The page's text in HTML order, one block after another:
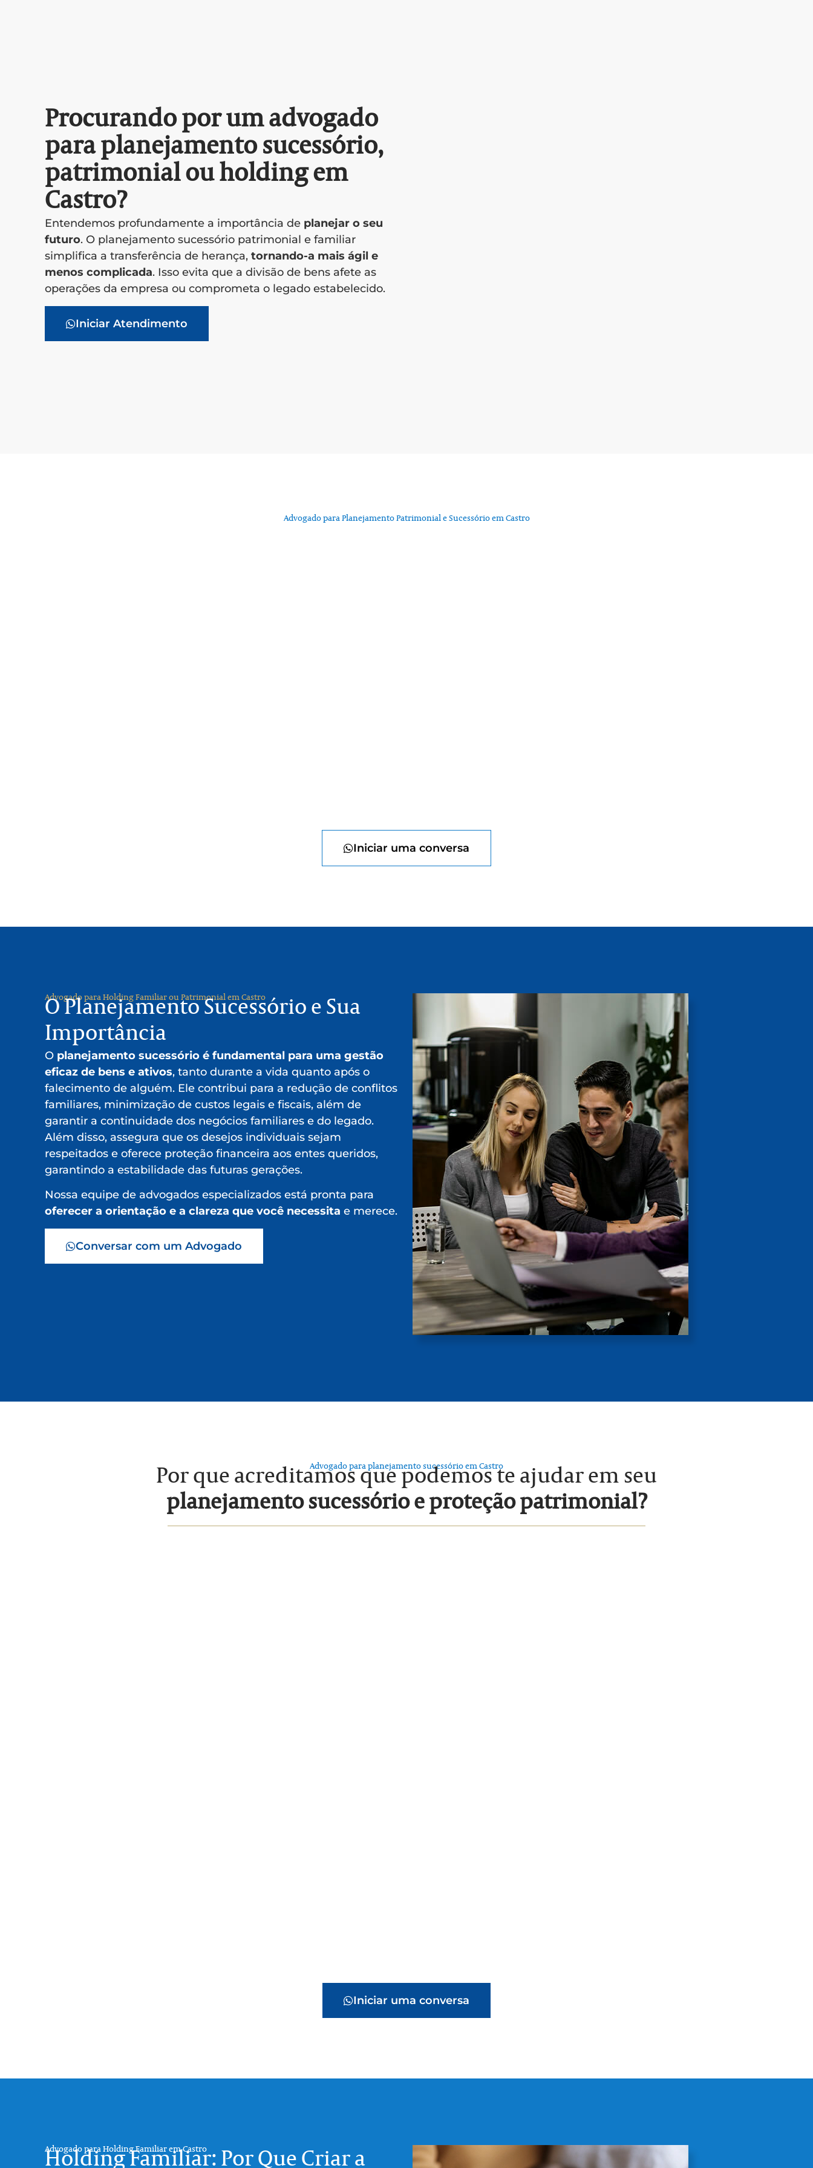
Procurando por um advogado
para planejamento sucessório,
patrimonial ou holding em
Castro?
Entendemos profundamente a importância de planejar o seu
futuro. O planejamento sucessório patrimonial e familiar
simplifica a transferência de herança, tornando-a mais ágil e
menos complicada. Isso evita que a divisão de bens afete as
operações da empresa ou comprometa o legado estabelecido.
Iniciar Atendimento
Advogado para Planejamento Patrimonial e Sucessório em Castro
Iniciar uma conversa
Advogado para Holding Familiar ou Patrimonial em Castro
O Planejamento Sucessório e Sua
Importância
O planejamento sucessório é fundamental para uma gestão
eficaz de bens e ativos, tanto durante a vida quanto após o
falecimento de alguém. Ele contribui para a redução de conflitos
familiares, minimização de custos legais e fiscais, além de
garantir a continuidade dos negócios familiares e do legado.
Além disso, assegura que os desejos individuais sejam
respeitados e oferece proteção financeira aos entes queridos,
garantindo a estabilidade das futuras gerações.
Nossa equipe de advogados especializados está pronta para
oferecer a orientação e a clareza que você necessita e merece.
Conversar com um Advogado
Advogado para planejamento sucessório em Castro
Por que acreditamos que podemos te ajudar em seu
planejamento sucessório e proteção patrimonial?
Iniciar uma conversa
Advogado para Holding Familiar em Castro
Holding Familiar: Por Que Criar a